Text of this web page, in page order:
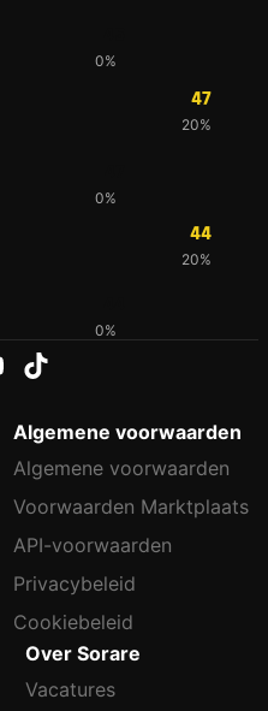
0%
47
20%
0%
44
20%
0%
Algemene voorwaarden
Algemene voorwaarden
Voorwaarden Marktplaats
API-voorwaarden
Privacybeleid
Cookiebeleid
Over Sorare
Vacatures